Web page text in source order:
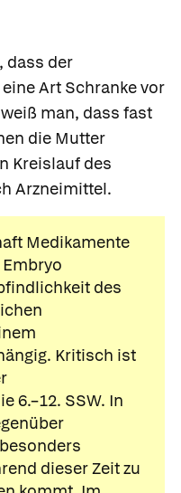
dass der
Art Schranke vor
man, dass fast
die Mutter
Kreislauf des
Arzneimittel.
Medikamente
des
Kritisch ist
6.–12. SSW. In
dieser Zeit zu